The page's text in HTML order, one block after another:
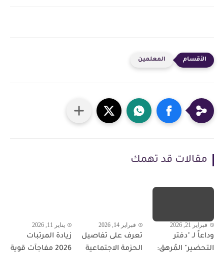
المعلمين
مقالات قد تهمك
فبراير 21, 2026
وداعاً لـ "دفتر
التحضير" المُرهق:
فبراير 14, 2026
تعرف على تفاصيل
الحزمة الاجتماعية
يناير 11, 2026
زيادة المرتبات
2026 مفاجآت قوية